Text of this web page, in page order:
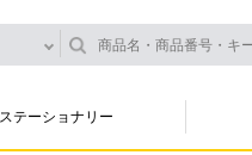
ステーショナリー